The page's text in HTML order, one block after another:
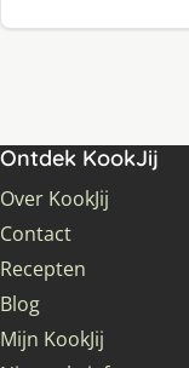
Ontdek KookJij
Over KookJij
Contact
Recepten
Blog
Mijn KookJij